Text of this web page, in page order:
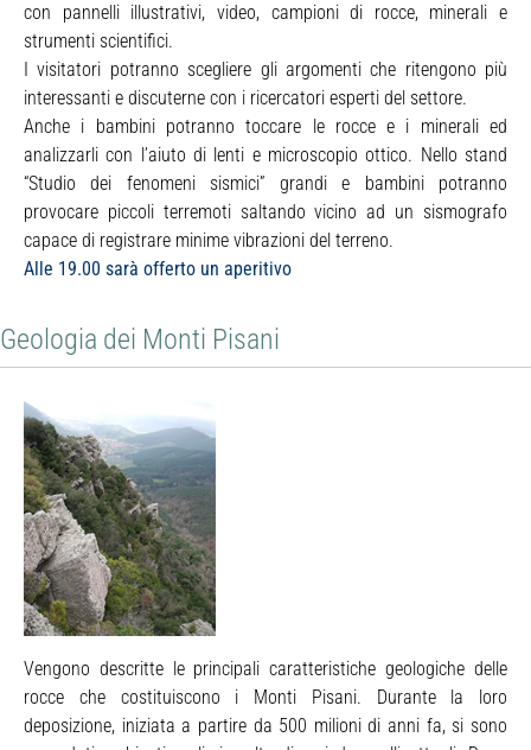
con pannelli illustrativi, video, campioni di rocce, minerali e
strumenti scientifici.
I visitatori potranno scegliere gli argomenti che ritengono più
interessanti e discuterne con i ricercatori esperti del settore.
Anche i bambini potranno toccare le rocce e i minerali ed
analizzarli con l’aiuto di lenti e microscopio ottico. Nello stand
“Studio dei fenomeni sismici” grandi e bambini potranno
provocare piccoli terremoti saltando vicino ad un sismografo
capace di registrare minime vibrazioni del terreno.
Alle 19.00 sarà offerto un aperitivo
Geologia dei Monti Pisani
Vengono descritte le principali caratteristiche geologiche delle
rocce che costituiscono i Monti Pisani. Durante la loro
deposizione, iniziata a partire da 500 milioni di anni fa, si sono